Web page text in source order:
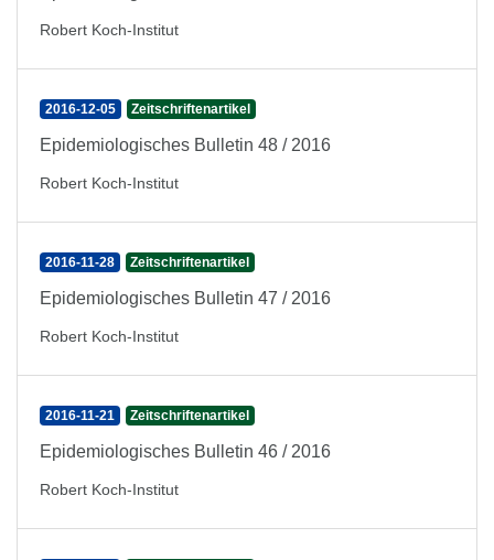
Robert Koch-Institut
2016-12-05 Zeitschriftenartikel
Epidemiologisches Bulletin 48 / 2016
Robert Koch-Institut
2016-11-28 Zeitschriftenartikel
Epidemiologisches Bulletin 47 / 2016
Robert Koch-Institut
2016-11-21 Zeitschriftenartikel
Epidemiologisches Bulletin 46 / 2016
Robert Koch-Institut